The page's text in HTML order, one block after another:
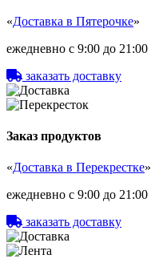
«Доставка в Пятерочке»
ежедневно с 9:00 до 21:00
заказать доставку
Заказ продуктов
«Доставка в Перекрестке»
ежедневно с 9:00 до 21:00
заказать доставку